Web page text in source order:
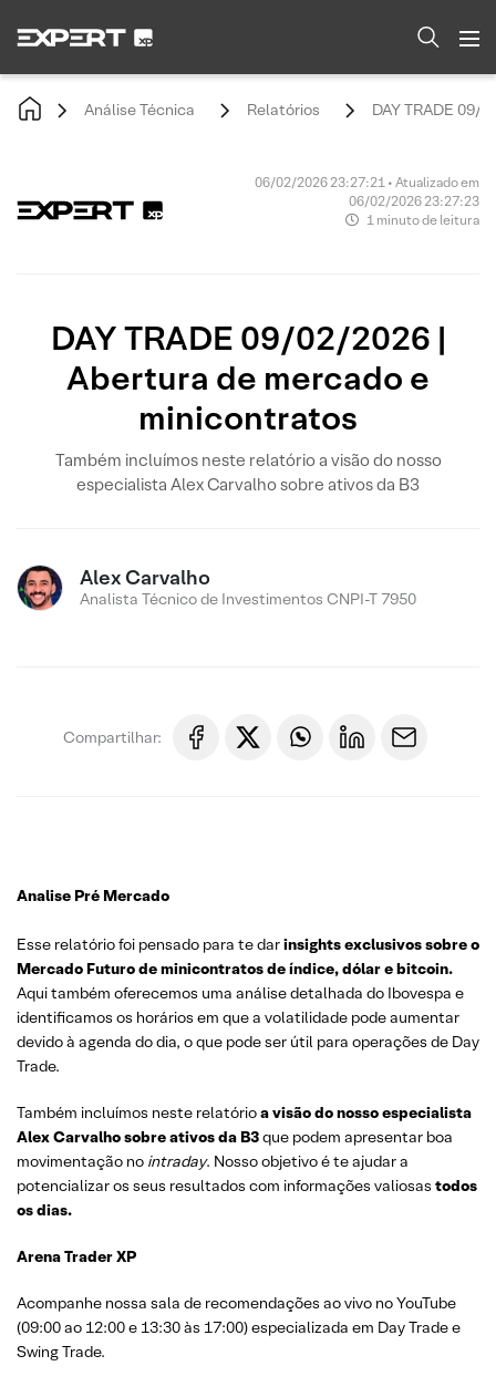
Análise Técnica Relatórios DAY TRADE 09/
06/02/2026 23:27:21 • Atualizado em
06/02/2026 23:27:23
1 minuto de leitura
DAY TRADE 09/02/2026 |
Abertura de mercado e
minicontratos
Também incluímos neste relatório a visão do nosso
especialista Alex Carvalho sobre ativos da B3
Alex Carvalho
Analista Técnico de Investimentos CNPI-T 7950
Compartilhar:
Analise Pré Mercado
Esse relatório foi pensado para te darinsights exclusivos sobre o
Mercado Futuro de minicontratos de índice, dólar e bitcoin.
Aqui também oferecemos uma análise detalhada do Ibovespa e
identificamos os horários em que a volatilidade pode aumentar
devido à agenda do dia, o que pode ser útil para operações de Day
Trade.
Também incluímos neste relatórioa visão do nosso especialista
Alex Carvalho sobre ativos da B3que podem apresentar boa
movimentação no intraday. Nosso objetivo é te ajudar a
potencializar os seus resultados com informações valiosas todos
os dias.
Arena Trader XP
Acompanhe nossa sala de recomendações ao vivo no YouTube
(09:00 ao 12:00 e 13:30 às 17:00) especializada em Day Trade e
Swing Trade.